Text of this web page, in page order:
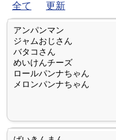
全て 更新
アンパンマン
ジャムおじさん
バタコさん
めいけんチーズ
ロールパンナちゃん
メロンパンナちゃん